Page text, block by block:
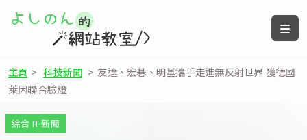
主頁 > 科技新聞 > 友達、宏碁、明基攜手走進無反射世界 獲德國
萊因聯合驗證
綜合 IT 新聞